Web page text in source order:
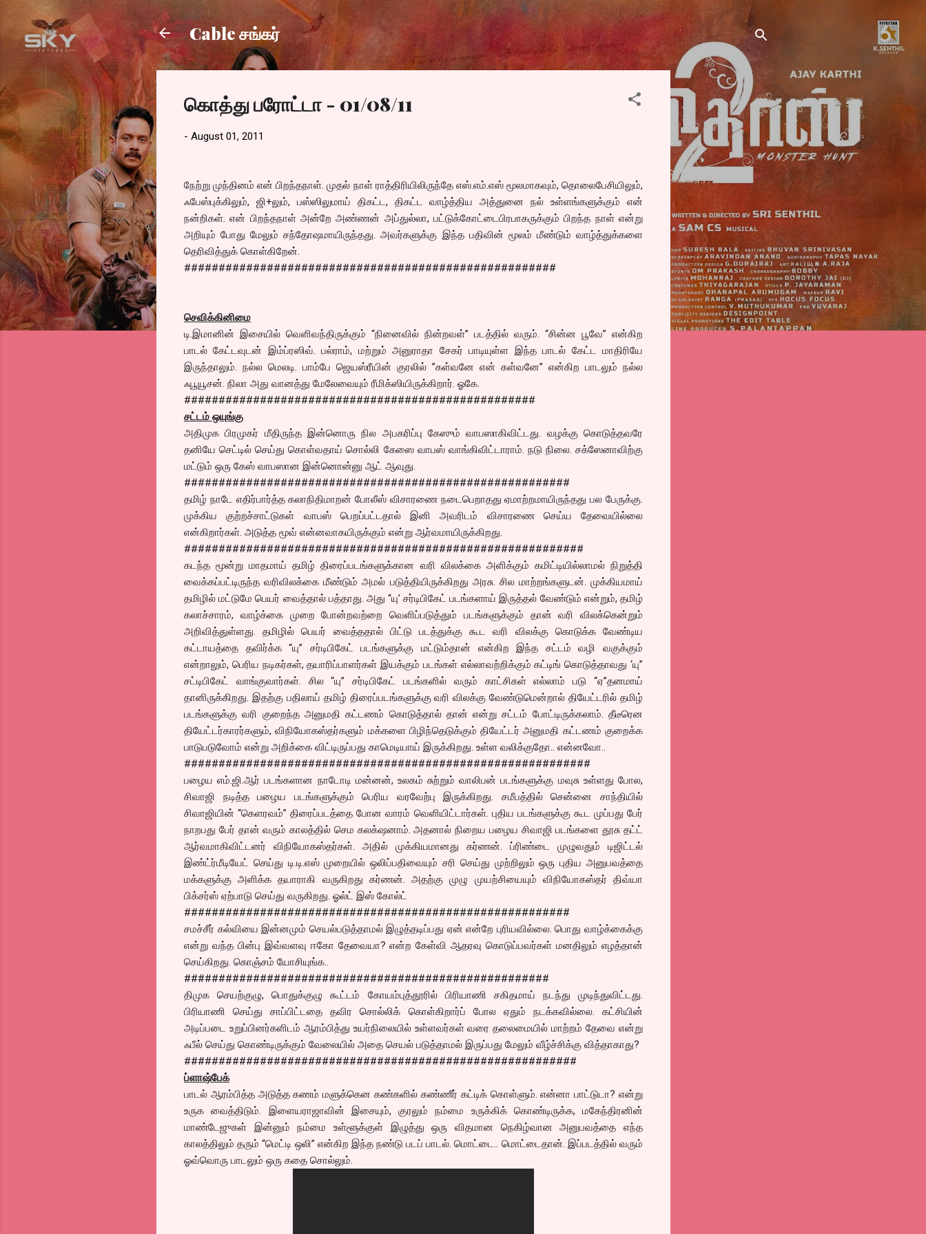
Skip to main content
Cable சங்கர்
கொத்து பரோட்டா - 01/08/11
- August 01, 2011
நேற்று முந்தினம் என் பிறந்தநாள். முதல் நாள் ராத்திரியிலிருந்தே எஸ்.எம்.எஸ் மூலமாகவும், தொலைபேசியிலும்,
ஃபேஸ்புக்கிலும், ஜி+லும், பஸ்ஸிலுமாய் திகட்ட, திகட்ட வாழ்த்திய அத்துனை நல் உள்ளங்களுக்கும் என்
நன்றிகள். என் பிறந்தநாள் அன்றே அண்ணன் அப்துல்லா, பட்டுக்கோட்டைபிரபாகருக்கும் பிறந்த நாள் என்று
அறியும் போது மேலும் சந்தோஷமாயிருந்தது. அவர்களுக்கு இந்த பதிவின் மூலம் மீண்டும் வாழ்த்துக்களை
தெரிவித்துக் கொள்கிறேன்.
######################################################
செவிக்கினிமை
டி.இமானின் இசையில் வெளிவந்திருக்கும் “நினைவில் நின்றவள்” படத்தில் வரும். “சின்ன பூவே” என்கிற
பாடல் கேட்டவுடன் இம்ப்ரஸிவ். பல்ராம், மற்றும் அனுராதா சேகர் பாடியுள்ள இந்த பாடல் கேட்ட மாதிரியே
இருந்தாலும். நல்ல மெலடி. பாம்பே ஜெயஸ்ரீயின் குரலில் ”கள்வனே என் கள்வனே” என்கிற பாடலும் நல்ல
ஃபூயூசன். நிலா அது வானத்து மேலேவையும் ரீமிக்ஸியிருக்கிறார். ஓகே.
###################################################
சட்டம் ஒயுங்கு
அதிமுக பிரமுகர் மீதிருந்த இன்னொரு நில அபகரிப்பு கேஸும் வாபஸாகிவிட்டது. வழக்கு கொடுத்தவரே
தனியே செட்டில் செய்து கொள்வதாய் சொல்லி கேஸை வாபஸ் வாங்கிவிட்டாராம். நடு நிலை. சக்ஸேனாவிற்கு
மட்டும் ஒரு கேஸ் வாபஸான இன்னொன்னு ஆட் ஆவுது.
########################################################
தமிழ் நாடே எதிர்பார்த்த கலாநிதிமாறன் போலீஸ் விசாரணை நடைபெறாதது ஏமாற்றமாயிருந்தது பல பேருக்கு.
முக்கிய குற்றச்சாட்டுகள் வாபஸ் பெறப்பட்டதால் இனி அவரிடம் விசாரணை செய்ய தேவையில்லை
என்கிறார்கள். அடுத்த மூவ் என்னவாகயிருக்கும் என்று ஆர்வமாயிருக்கிறது.
##########################################################
கடந்த மூன்று மாதமாய் தமிழ் திரைப்படங்களுக்கான வரி விலக்கை அளிக்கும் கமிட்டியில்லாமல் நிறுத்தி
வைக்கப்பட்டிருந்த வரிவிலக்கை மீண்டும் அமல் படுத்தியிருக்கிறது அரசு. சில மாற்றங்களுடன். முக்கியமாய்
தமிழில் மட்டுமே பெயர் வைத்தால் பத்தாது. அது “யு’ சர்டிபிகேட் படங்களாய் இருத்தல் வேண்டும் என்றும், தமிழ்
கலாச்சாரம், வாழ்க்கை முறை போன்றவற்றை வெளிப்படுத்தும் படங்களுக்கும் தான் வரி விலக்கென்றும்
அறிவித்துள்ளது. தமிழில் பெயர் வைத்ததால் பிட்டு படத்துக்கு கூட வரி விலக்கு கொடுக்க வேண்டிய
கட்டாயத்தை தவிர்க்க “யு” சர்டிபிகேட் படங்களுக்கு மட்டும்தான் என்கிற இந்த சட்டம் வழி வகுக்கும்
என்றாலும், பெரிய நடிகர்கள், தயாரிப்பாளர்கள் இயக்கும் படங்கள் எல்லாவற்றிக்கும் கட்டிங் கொடுத்தாவது ‘யு”
சட்டிபிகேட் வாங்குவார்கள். சில “யு” சர்டிபிகேட் படங்களில் வரும் காட்சிகள் எல்லாம் படு “ஏ”தனமாய்
தானிருக்கிறது. இதற்கு பதிலாய் தமிழ் திரைப்படங்களுக்கு வரி விலக்கு வேண்டுமென்றால் தியேட்டரில் தமிழ்
படங்களுக்கு வரி குறைந்த அனுமதி கட்டணம் கொடுத்தால் தான் என்று சட்டம் போட்டிருக்கலாம். தீடீரென
தியேட்டர்காரர்களும், விநியோகஸ்தர்களும் மக்களை பிழிந்தெடுக்கும் தியேட்டர் அனுமதி கட்டணம் குறைக்க
பாடுபடுவோம் என்று அறிக்கை விட்டிருப்பது காமெடியாய் இருக்கிறது. உள்ள வலிக்குதோ.. என்னவோ..
###########################################################
பழைய எம்.ஜி.ஆர் படங்களான நாடோடி மன்னன், உலகம் சுற்றும் வாலிபன் படங்களுக்கு மவுசு உள்ளது போல,
சிவாஜி நடித்த பழைய படங்களுக்கும் பெரிய வரவேற்பு இருக்கிறது. சமீபத்தில் சென்னை சாந்தியில்
சிவாஜியின் “கெளரவம்” திரைப்படத்தை போன வாரம் வெளியிட்டார்கள். புதிய படங்களுக்கு கூட முப்பது பேர்
நாறபது பேர் தான் வரும் காலத்தில் செம கலக்‌ஷனாம். அதனால் நிறைய பழைய சிவாஜி படங்களை தூசு தட்ட்
ஆர்வமாகிவிட்டனர் விநியோகஸ்தர்கள். அதில் முக்கியமானது கர்ணன். ப்ரிண்டை முழுவதும் டிஜிட்டல்
இண்ட்ர்மீடியேட் செய்து டி.டி.எஸ் முறையில் ஒலிப்பதிவையும் சரி செய்து முற்றிலும் ஒரு புதிய அனுபவத்தை
மக்களுக்கு அளிக்க தயாராகி வருகிறது கர்ணன். அதற்கு முழு முயற்சியையும் விநியோகஸ்தர் திவ்யா
பிக்சர்ஸ் ஏற்பாடு செய்து வருகிறது. ஓல்ட் இஸ் கோல்ட்
########################################################
சமச்சீர் கல்வியை இன்னமும் செயல்படுத்தாமல் இழுத்தடிப்பது ஏன் என்றே புரியவில்லை. பொது வாழ்க்கைக்கு
என்று வந்த பின்பு இவ்வளவு ஈகோ தேவையா? என்ற கேள்வி ஆதரவு கொடுப்பவர்கள் மனதிலும் எழத்தான்
செய்கிறது. கொஞ்சம் யோசியுங்க..
#####################################################
திமுக செயற்குழு, பொதுக்குழு கூட்டம் கோயம்புத்தூரில் பிரியாணி சகிதமாய் நடந்து முடிந்துவிட்டது.
பிரியாணி செய்து சாப்பிட்டதை தவிர சொல்லிக் கொள்கிறார்ப் போல ஏதும் நடக்கவில்லை. கட்சியின்
அடிப்படை உறுப்பினர்களிடம் ஆரம்பித்து உயர்நிலையில் உள்ளவர்கள் வரை தலைமையில் மாற்றம் தேவை என்று
ஃபீல் செய்து கொண்டிருக்கும் வேலையில் அதை செயல் படுத்தாமல் இருப்பது மேலும் வீழ்ச்சிக்கு வித்தாகாது?
#########################################################
ப்ளாஷ்பேக்
பாடல் ஆரம்பித்த அடுத்த கணம் மளுக்கென கண்களில் கண்ணீர் கட்டிக் கொள்ளும். என்னா பாட்டுடா? என்று
உருக வைத்திடும். இளையராஜாவின் இசையும், குரலும் நம்மை உருக்கிக் கொண்டிருக்க, மகேந்திரனின்
மாண்டேஜுகள் இன்னும் நம்மை உள்ளூக்குள் இழுத்து ஒரு விதமான நெகிழ்வான அனுபவத்தை எந்த
காலத்திலும் தரும் “மெட்டி ஒலி” என்கிற இந்த நண்டு படப் பாடல். மொட்டை.. மொட்டைதான். இப்படத்தில் வரும்
ஓவ்வொரு பாடலும் ஒரு கதை சொல்லும்.